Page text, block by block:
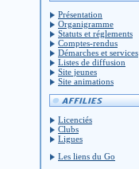
Présentation
Organigramme
Statuts et réglements
Comptes-rendus
Démarches et services
Listes de diffusion
Site jeunes
Site animations
Licenciés
Clubs
Ligues
Les liens du Go